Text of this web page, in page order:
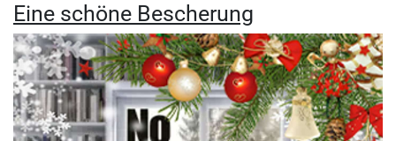
Eine schöne Bescherung